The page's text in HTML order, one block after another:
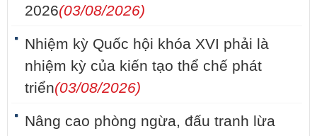
2026(03/08/2026)
Nhiệm kỳ Quốc hội khóa XVI phải là
nhiệm kỳ của kiến tạo thể chế phát
triển(03/08/2026)
Nâng cao phòng ngừa, đấu tranh lừa